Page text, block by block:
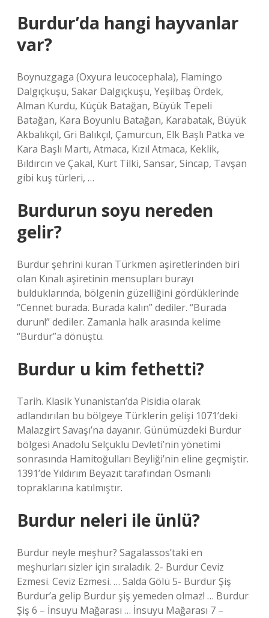
Burdur’da hangi hayvanlar
var?
Boynuzgaga (Oxyura leucocephala), Flamingo
Dalgıçkuşu, Sakar Dalgıçkuşu, Yeşilbaş Ördek,
Alman Kurdu, Küçük Batağan, Büyük Tepeli
Batağan, Kara Boyunlu Batağan, Karabatak, Büyük
Akbalıkçıl, Gri Balıkçıl, Çamurcun, Elk Başlı Patka ve
Kara Başlı Martı, Atmaca, Kızıl Atmaca, Keklik,
Bıldırcın ve Çakal, Kurt Tilki, Sansar, Sincap, Tavşan
gibi kuş türleri, …
Burdurun soyu nereden
gelir?
Burdur şehrini kuran Türkmen aşiretlerinden biri
olan Kınalı aşiretinin mensupları burayı
bulduklarında, bölgenin güzelliğini gördüklerinde
“Cennet burada. Burada kalın” dediler. “Burada
durun!” dediler. Zamanla halk arasında kelime
“Burdur”a dönüştü.
Burdur u kim fethetti?
Tarih. Klasik Yunanistan’da Pisidia olarak
adlandırılan bu bölgeye Türklerin gelişi 1071’deki
Malazgirt Savaşı’na dayanır. Günümüzdeki Burdur
bölgesi Anadolu Selçuklu Devleti’nin yönetimi
sonrasında Hamitoğulları Beyliği’nin eline geçmiştir.
1391’de Yıldırım Beyazıt tarafından Osmanlı
topraklarına katılmıştır.
Burdur neleri ile ünlü?
Burdur neyle meşhur? Sagalassos’taki en
meşhurları sizler için sıraladık. 2- Burdur Ceviz
Ezmesi. Ceviz Ezmesi. … Salda Gölü 5- Burdur Şiş
Burdur’a gelip Burdur şiş yemeden olmaz! … Burdur
Şiş 6 – İnsuyu Mağarası … İnsuyu Mağarası 7 –